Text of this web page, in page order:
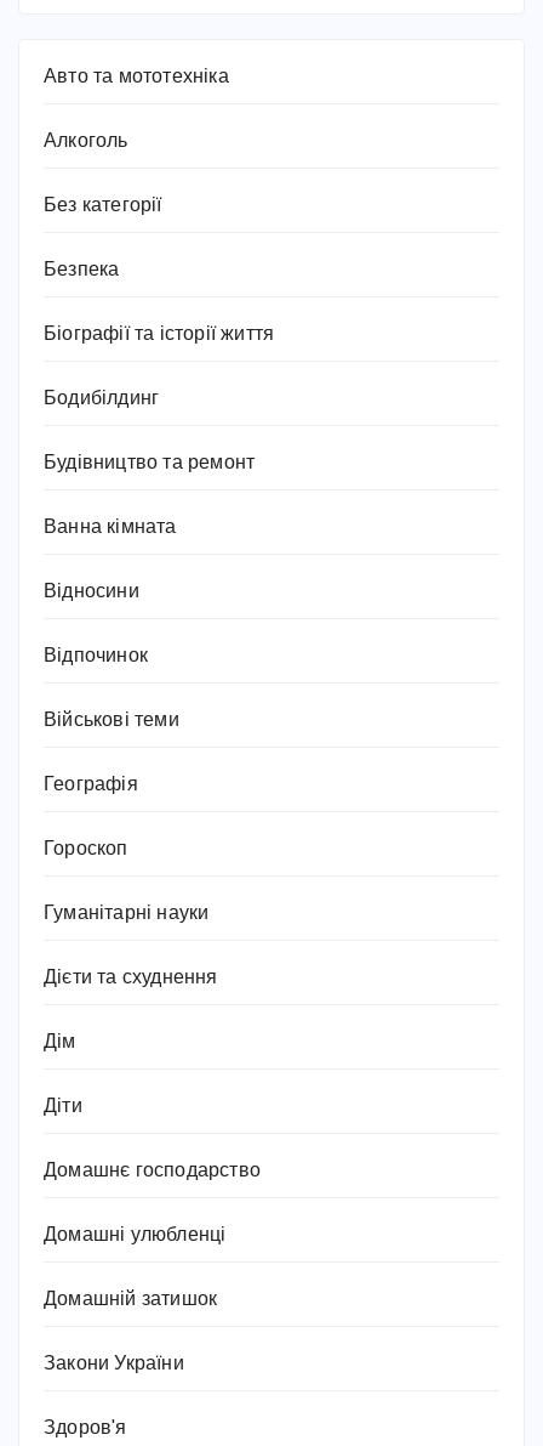
Авто та мототехніка
Алкоголь
Без категорії
Безпека
Біографії та історії життя
Бодибілдинг
Будівництво та ремонт
Ванна кімната
Відносини
Відпочинок
Військові теми
Географія
Гороскоп
Гуманітарні науки
Дієти та схуднення
Дім
Діти
Домашнє господарство
Домашні улюбленці
Домашній затишок
Закони України
Здоров'я